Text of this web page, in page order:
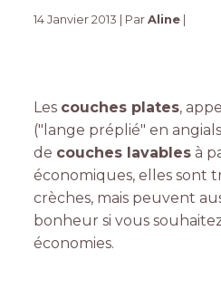
14 Janvier 2013 | ParAline
Les couches plates,
("lange préplié" en
de couches lavables à
économiques, elles sont
crèches, mais peuvent
bonheur si vous
économies.